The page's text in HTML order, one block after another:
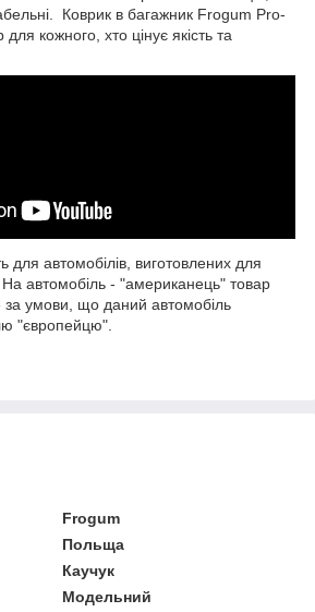
Коврик в багажник Frogum Pro-
кожного, хто цінує якість та
для автомобілів, виготовлених для
На автомобіль - "американець" товар
умови, що даний автомобіль
"європейцю".
Frogum
Польща
Каучук
Модельний